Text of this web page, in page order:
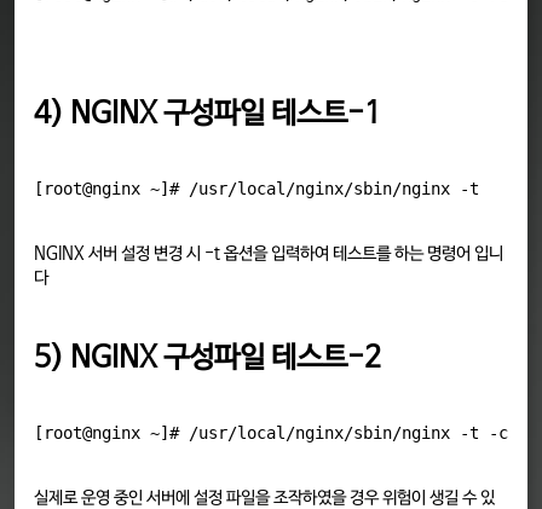
4) NGINX 구성파일 테스트-1
NGINX 서버 설정 변경 시 -t 옵션을 입력하여 테스트를 하는 명령어 입니
다
5) NGINX 구성파일 테스트-2
실제로 운영 중인 서버에 설정 파일을 조작하였을 경우 위험이 생길 수 있